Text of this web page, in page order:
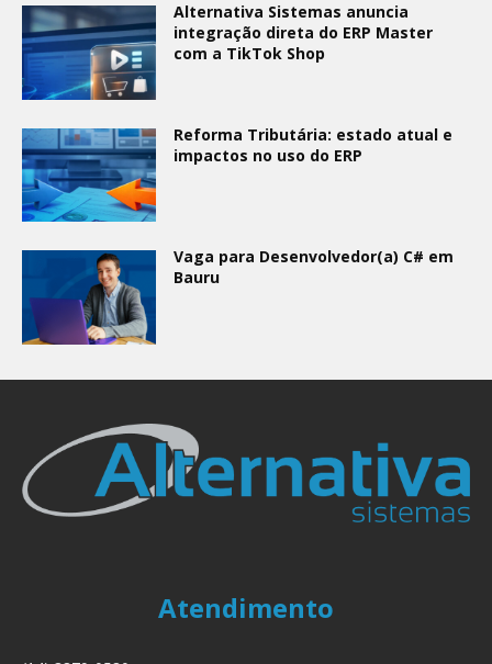
Alternativa Sistemas anuncia
integração direta do ERP Master
com a TikTok Shop
Reforma Tributária: estado atual e
impactos no uso do ERP
Vaga para Desenvolvedor(a) C# em
Bauru
Atendimento